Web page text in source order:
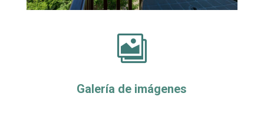

Galería de imágenes